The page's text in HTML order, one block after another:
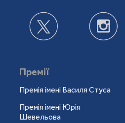
Премії
Премія імені Василя Стуса
Премія імені Юрія
Шевельова